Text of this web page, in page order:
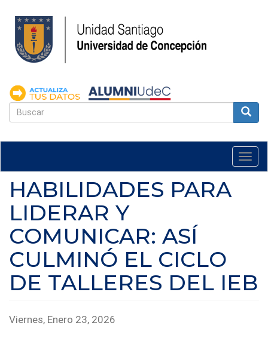
contenido
principal
FORMULARIO
HABILIDADES PARA
LIDERAR Y
COMUNICAR: ASÍ
CULMINÓ EL CICLO
DE TALLERES DEL IEB
Viernes, Enero 23, 2026